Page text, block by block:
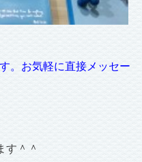
。お気軽に直接メッセー
す＾＾